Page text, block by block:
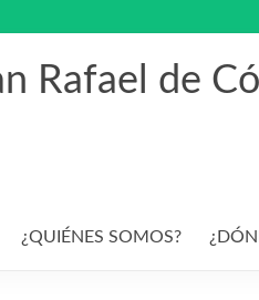
Rafael de
¿QUIÉNES SOMOS?